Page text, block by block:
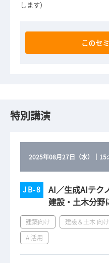
します）
このセ
特別講演
2025年08月27日（水） ｜
JB-8
AI／生成AIテク
建設・土木分野
建築向け 建設＆土木 向け
AI活用